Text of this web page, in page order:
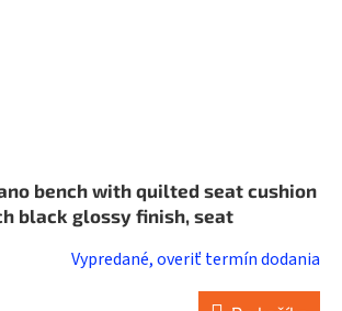
bench with quilted seat cushion
black glossy finish, seat
Vypredané, overiť termín dodania